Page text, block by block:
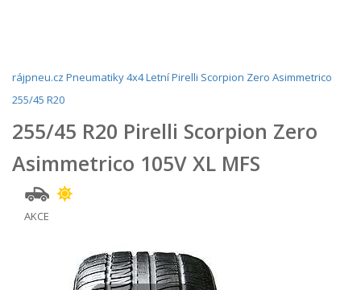
rájpneu.cz Pneumatiky4x4LetníPirelli Scorpion Zero Asimmetrico
255/45 R20
255/45 R20 Pirelli Scorpion Zero
Asimmetrico 105V XL MFS
AKCE